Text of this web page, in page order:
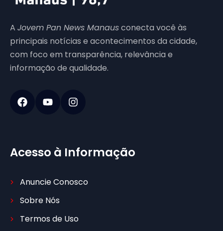
A Jovem Pan News Manausconecta você às
principais notícias e acontecimentos da cidade,
com foco em transparência, relevância e
informação de qualidade.
Acesso à Informação
Anuncie Conosco
Sobre Nós
Termos de Uso